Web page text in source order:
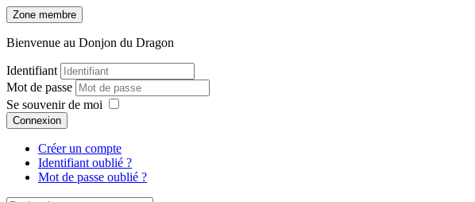
Zone membre
Bienvenue au Donjon du Dragon
Identifiant
Mot de passe
Se souvenir de moi
Connexion
Créer un compte
Identifiant oublié ?
Mot de passe oublié ?